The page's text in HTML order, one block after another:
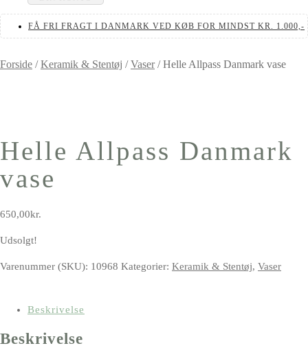
FÅ FRI FRAGT I DANMARK VED KØB FOR MINDST KR. 1.000,-
Forside /Keramik & Stentøj /Vaser/Helle Allpass Danmark vase
Helle Allpass Danmark
vase
650,00kr.
Udsolgt!
Varenummer (SKU): 10968 Kategorier: Keramik & Stentøj, Vaser
Beskrivelse
Beskrivelse